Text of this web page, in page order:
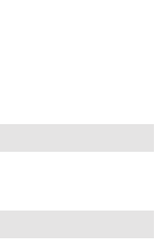
連絡します。
事務所面接と選べま